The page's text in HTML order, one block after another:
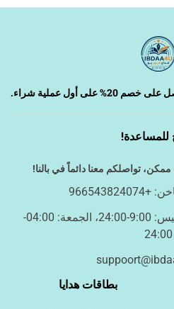
على أول عملية شراء.
للمساعدة!
ممكن، تواصلكم معنا دائماً في بالنا!
من السبت إلى الخميس: 9:00-24:00، الجمعة: 04:00-
24:00
بطاقات هدايا